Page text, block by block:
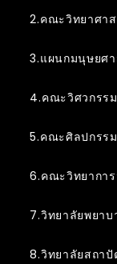
2.คณะวิทยาศา
3.แผนกมนุษยศ
4.คณะวิศวกรร
5.คณะศิลปกรร
6.คณะวิทยากา
7.วิทยาลัยพยา
8.วิทยาลัยสถาปั